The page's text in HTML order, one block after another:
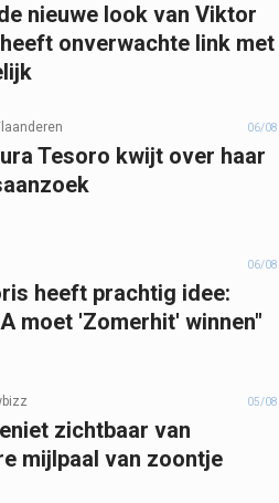
nieuwe look van Viktor
onverwachte link met
06/08
Tesoro kwijt over haar
06/08
heeft prachtig idee:
moet 'Zomerhit' winnen"
05/08
zichtbaar van
mijlpaal van zoontje